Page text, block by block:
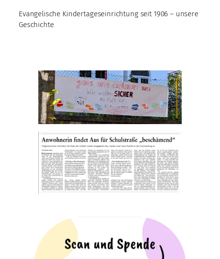
Evangelische Kindertageseinrichtung seit 1906 – unsere
Geschichte